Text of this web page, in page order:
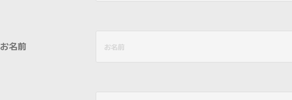
お名前